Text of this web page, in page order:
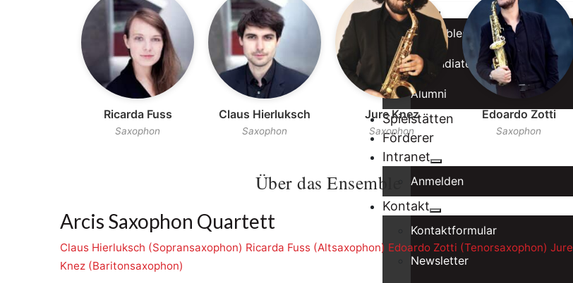
Musiker
Ensembles
Stipendiaten
Alumni
Spielstätten
Förderer
Intranet
Anmelden
Kontakt
Kontaktformular
Newsletter
Ricarda Fuss
Saxophon
Claus Hierluksch
Saxophon
Jure Knez
Saxophon
Edoardo Zotti
Saxophon
Über das Ensemble
Arcis Saxophon Quartett
Claus Hierluksch (Sopransaxophon) Ricarda Fuss (Altsaxophon) Edoardo Zotti (Tenorsaxophon) Jure
Knez (Baritonsaxophon)